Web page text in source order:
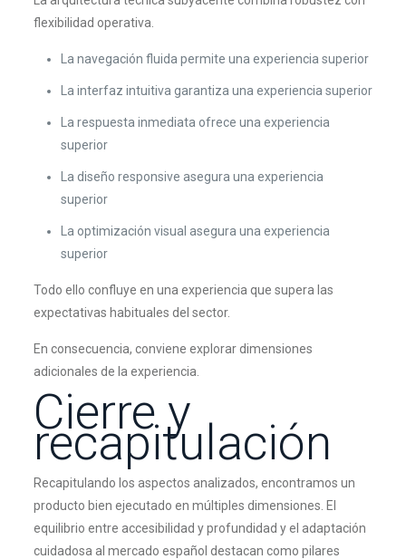
flexibilidad operativa.
La navegación fluida permite una experiencia superior
La interfaz intuitiva garantiza una experiencia superior
La respuesta inmediata ofrece una experiencia
superior
La diseño responsive asegura una experiencia
superior
La optimización visual asegura una experiencia
superior
Todo ello confluye en una experiencia que supera las
expectativas habituales del sector.
En consecuencia, conviene explorar dimensiones
adicionales de la experiencia.
Cierre y
recapitulación
Recapitulando los aspectos analizados, encontramos un
producto bien ejecutado en múltiples dimensiones. El
equilibrio entre accesibilidad y profundidad y el adaptación
cuidadosa al mercado español destacan como pilares